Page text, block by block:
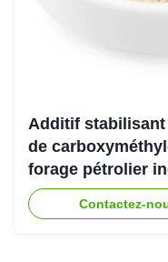
Additif
de
forage pétrolier
Contactez-